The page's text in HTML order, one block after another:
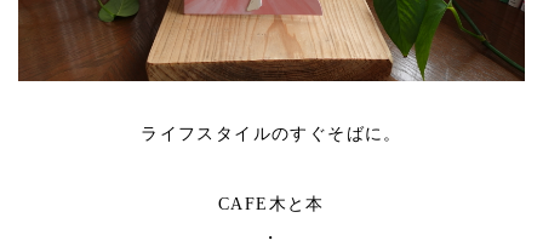
ライフスタイルのすぐそばに。
CAFE木と本
・